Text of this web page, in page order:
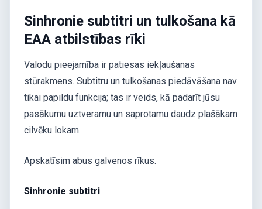
Sinhronie subtitri un tulkošana kā
EAA atbilstības rīki
Valodu pieejamība ir patiesas iekļaušanas
stūrakmens. Subtitru un tulkošanas piedāvāšana nav
tikai papildu funkcija; tas ir veids, kā padarīt jūsu
pasākumu uztveramu un saprotamu daudz plašākam
cilvēku lokam.
Apskatīsim abus galvenos rīkus.
Sinhronie subtitri